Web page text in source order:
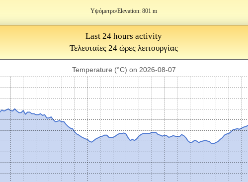
Υψόμετρο/Elevation: 801 m
Last 24 hours activity
Τελευταίες 24 ώρες λειτουργίας